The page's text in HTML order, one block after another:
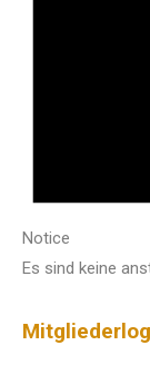
Notice
Es sind keine